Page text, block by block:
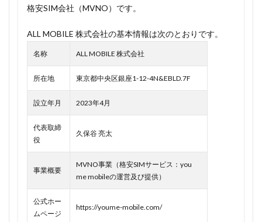
元代表取
日下孝明
mobileの
任！
https://prtimes.jp/main/html/rd/p/000000003.000125931.html）
1.1
youme
のメリ
ットは
紹介で
格安SIM会社（MVNO）です。
ALL MOBILE 株式会社の基本情報は次のとおりです。
名称 ALL MOBILE 株式会社
所在地 東京都中央区銀座1-12-4N&EBLD.7F
設立年月 2023年4月
代表取締
役
久保谷 亮太
事業概要
MVNO事業（格安SIMサービス：you
me mobileの運営及び提供）
公式ホー
ムページ
https://youme-mobile.com/